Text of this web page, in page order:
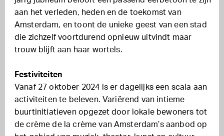
aan het verleden, heden en de toekomst van
Amsterdam, en toont de unieke geest van een stad
die zichzelf voortdurend opnieuw uitvindt maar
trouw blijft aan haar wortels.
Festiviteiten
Vanaf 27 oktober 2024 is er dagelijks een scala aan
activiteiten te beleven. Variërend van intieme
buurtinitiatieven opgezet door lokale bewoners tot
de crème de la crème van Amsterdam’s aanbod op